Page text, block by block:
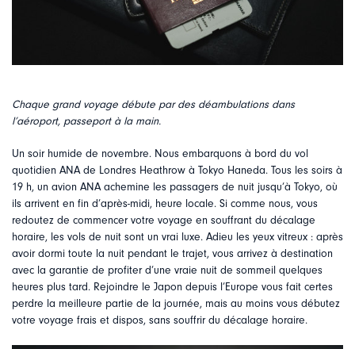
Chaque grand voyage débute par des déambulations dans
l’aéroport, passeport à la main.
Un soir humide de novembre. Nous embarquons à bord du vol
quotidien ANA de Londres Heathrow à Tokyo Haneda. Tous les soirs à
19 h, un avion ANA achemine les passagers de nuit jusqu’à Tokyo, où
ils arrivent en fin d’après-midi, heure locale. Si comme nous, vous
redoutez de commencer votre voyage en souffrant du décalage
horaire, les vols de nuit sont un vrai luxe. Adieu les yeux vitreux : après
avoir dormi toute la nuit pendant le trajet, vous arrivez à destination
avec la garantie de profiter d’une vraie nuit de sommeil quelques
heures plus tard. Rejoindre le Japon depuis l’Europe vous fait certes
perdre la meilleure partie de la journée, mais au moins vous débutez
votre voyage frais et dispos, sans souffrir du décalage horaire.